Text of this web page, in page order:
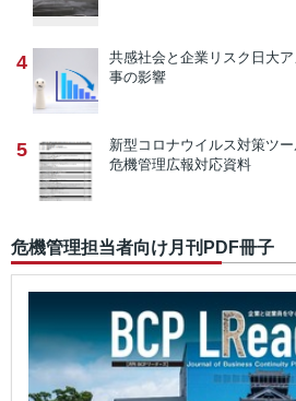
4 共感社会と企業リスク 日大
事の影響
5 新型コロナウイルス対策ツ
危機管理広報対応資料
危機管理担当者向け月刊PDF冊子